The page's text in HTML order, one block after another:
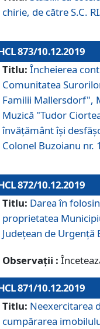
chirie, de către S.C.
873/10.12.2019
Titlu: Încheierea
Comunitatea
Familii Mallersdorf",
Muzică "Tudor
învățământ îşi
Colonel Buzoianu nr.
872/10.12.2019
Titlu: Darea în
proprietatea
Judeţean de Urgenţă
Observații :
871/10.12.2019
Titlu: Neexercitarea
cumpărarea